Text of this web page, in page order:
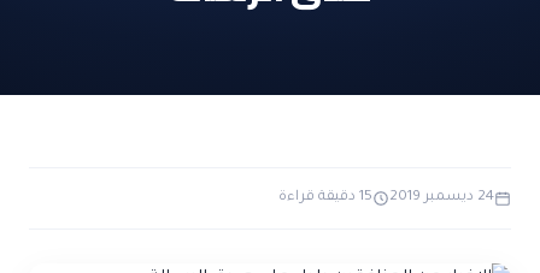
الاعجاز في علوم الفلك والفضاء
الاعجاز البياني و اللغوي في القرآن
الاعجاز التشريعي في القرآن
حول القراّن
تواصل معنا
24 ديسمبر 2019 15 دقيقة قراءة